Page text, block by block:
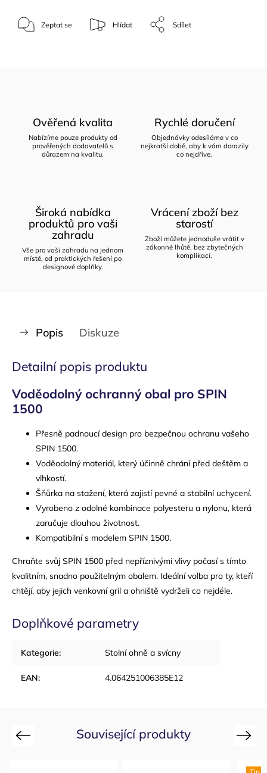
Zeptat se Hlídat Sdílet
Ověřená kvalita
Nabízíme pouze produkty od
prověřených dodavatelů s
důrazem na kvalitu.
Rychlé doručení
Objednávky odesíláme v co
nejkratší době, aby k vám dorazily
co nejdříve.
Široká nabídka
produktů pro vaši
zahradu
Vše pro vaši zahradu na jednom
místě, od praktických řešení po
designové doplňky.
Vrácení zboží bez
starostí
Zboží můžete jednoduše vrátit v
zákonné lhůtě, bez zbytečných
komplikací.
Popis Diskuze
Detailní popis produktu
Voděodolný ochranný obal pro SPIN
1500
Přesně padnoucí design pro bezpečnou ochranu vašeho
SPIN 1500.
Voděodolný materiál, který účinně chrání před deštěm a
vlhkostí.
Šňůrka na stažení, která zajistí pevné a stabilní uchycení.
Vyrobeno z odolné kombinace polyesteru a nylonu, která
zaručuje dlouhou životnost.
Kompatibilní s modelem SPIN 1500.
Chraňte svůj SPIN 1500 před nepříznivými vlivy počasí s tímto
kvalitním, snadno použitelným obalem. Ideální volba pro ty, kteří
chtějí, aby jejich venkovní gril a ohniště vydrželi co nejdéle.
Doplňkové parametry
Kategorie: Stolní ohně a svícny
EAN: 4.064251006385E12
Související produkty
Previous Next